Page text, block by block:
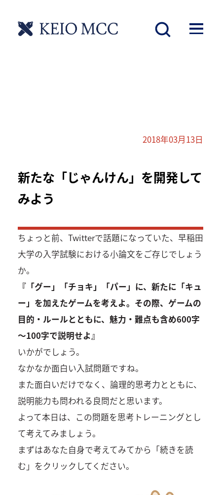
2018年03月13日
新たな「じゃんけん」を開発して
みよう
ちょっと前、Twitterで話題になっていた、早稲田
大学の入学試験における小論文をご存じでしょう
か。
『「グー」「チョキ」「パー」に、新たに「キュ
ー」を加えたゲームを考えよ。その際、ゲームの
目的・ルールとともに、魅力・難点も含め600字
～100字で説明せよ』
いかがでしょう。
なかなか面白い入試問題ですね。
また面白いだけでなく、論理的思考力とともに、
説明能力も問われる良問だと思います。
よって本日は、この問題を思考トレーニングとし
て考えてみましょう。
まずはあなた自身で考えてみてから「続きを読
む」をクリックしてください。